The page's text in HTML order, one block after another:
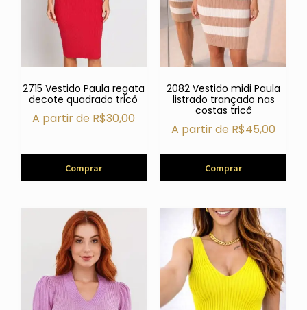
2715 Vestido Paula regata
decote quadrado tricô
A partir de R$30,00
Comprar
2082 Vestido midi Paula
listrado trançado nas
costas tricô
A partir de R$45,00
Comprar